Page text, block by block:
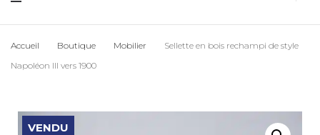
Accueil Boutique Mobilier
Sellette en bois rechampi de style
Napoléon III vers 1900
VENDU